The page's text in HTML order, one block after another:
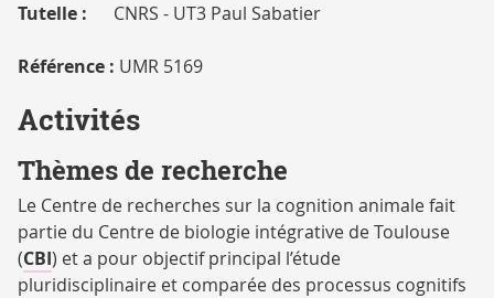
Tutelle : CNRS - UT3 Paul Sabatier
Référence : UMR 5169
Activités
Thèmes de recherche
Le Centre de recherches sur la cognition animale fait
partie du Centre de biologie intégrative de Toulouse
(CBI) et a pour objectif principal l’étude
pluridisciplinaire et comparée des processus cognitifs